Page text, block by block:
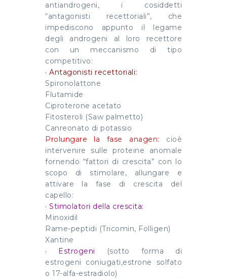
antiandrogeni, i cosiddetti
“antagonisti recettoriali”, che
impediscono appunto il legame
degli androgeni al loro recettore
con un meccanismo di tipo
competitivo:
· Antagonisti recettoriali:
Spironolattone
Flutamide
Ciproterone acetato
Fitosteroli (Saw palmetto)
Canreonato di potassio
Prolungare la fase anagen: cioè
intervenire sulle proteine anomale
fornendo “fattori di crescita” con lo
scopo di stimolare, allungare e
attivare la fase di crescita del
capello:
· Stimolatori della crescita:
Minoxidil
Rame-peptidi (Tricomin, Folligen)
Xantine
· Estrogeni
(sotto forma di
estrogeni coniugati,estrone solfato
o 17-alfa-estradiolo)